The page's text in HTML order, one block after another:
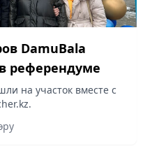
DamuBala
референдуме
на участок вместе с